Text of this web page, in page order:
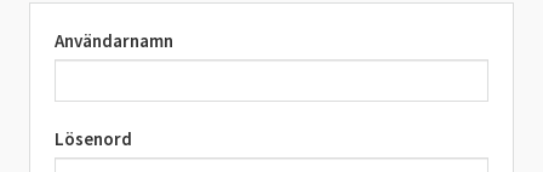
Användarnamn
Lösenord